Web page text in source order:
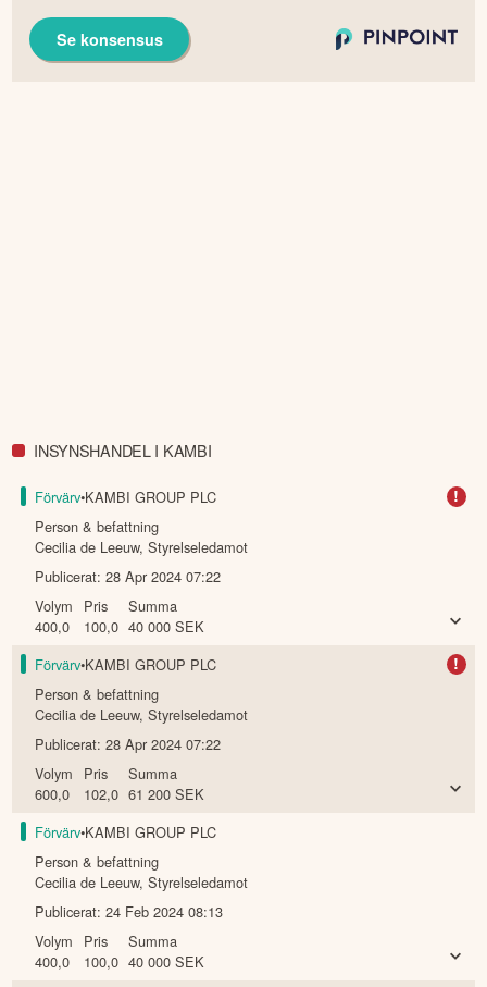
Se konsensus
INSYNSHANDEL I KAMBI
Förvärv•KAMBI GROUP PLC !
Person & befattning
Cecilia de Leeuw,Styrelseledamot
Publicerat:28 Apr 2024 07:22
Volym
400,0
Pris
100,0
Summa
40 000 SEK
Förvärv•KAMBI GROUP PLC !
Person & befattning
Cecilia de Leeuw,Styrelseledamot
Publicerat:28 Apr 2024 07:22
Volym
600,0
Pris
102,0
Summa
61 200 SEK
Förvärv•KAMBI GROUP PLC
Person & befattning
Cecilia de Leeuw,Styrelseledamot
Publicerat:24 Feb 2024 08:13
Volym
400,0
Pris
100,0
Summa
40 000 SEK